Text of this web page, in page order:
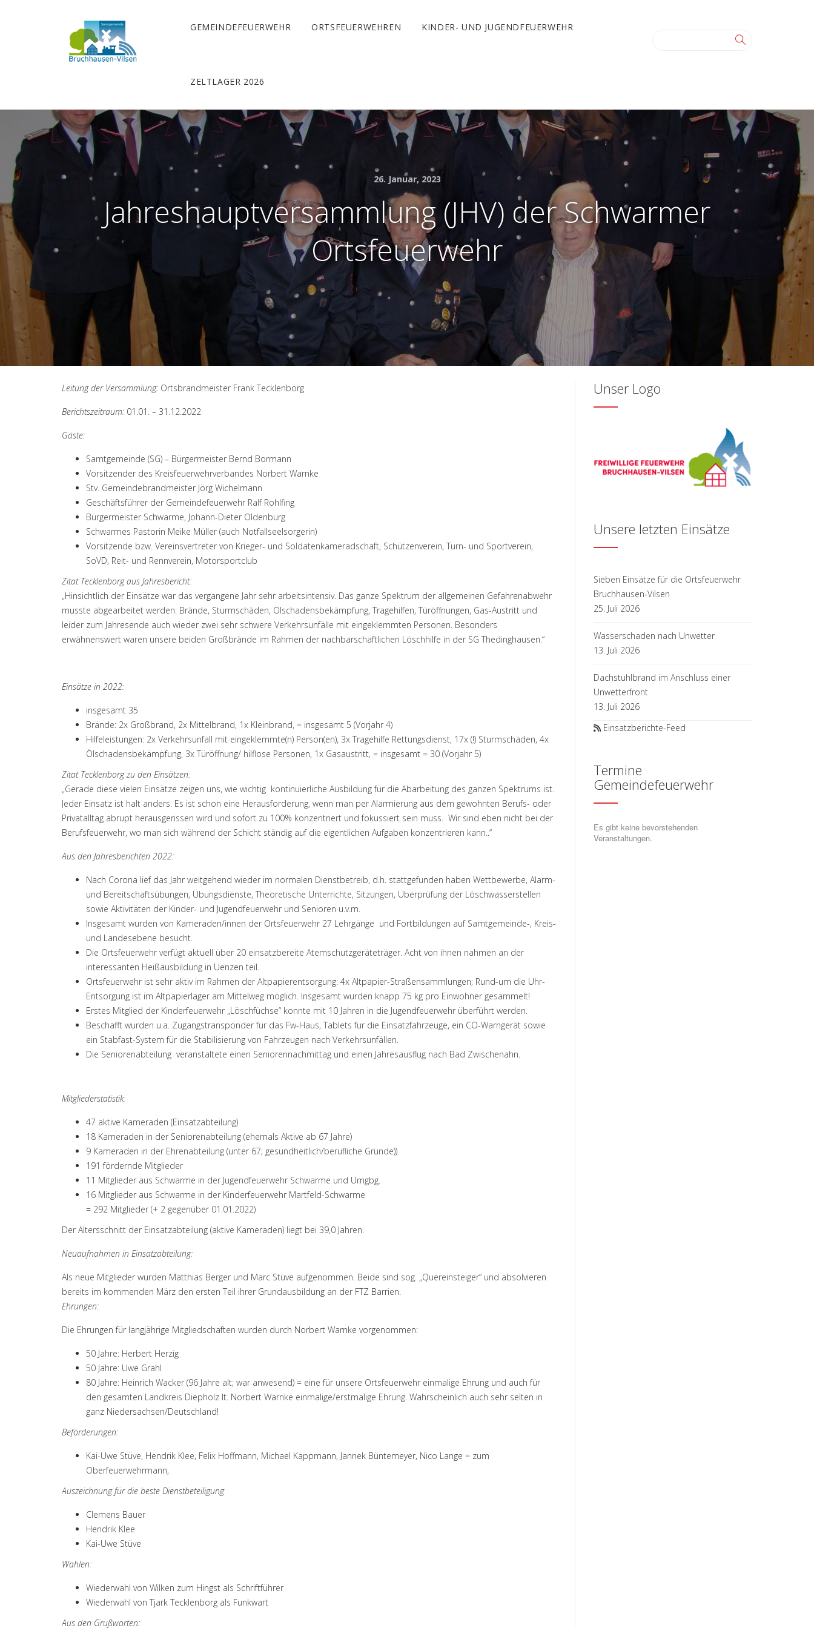
GEMEINDEFEUERWEHR ORTSFEUERWEHREN KINDER- UND JUGENDFEUERWEHR
ZELTLAGER 2026
26. Januar, 2023
Jahreshauptversammlung (JHV) der Schwarmer
Ortsfeuerwehr
Leitung der Versammlung: Ortsbrandmeister Frank Tecklenborg
Berichtszeitraum: 01.01. – 31.12.2022
Gäste:
Samtgemeinde (SG) – Bürgermeister Bernd Bormann
Vorsitzender des Kreisfeuerwehrverbandes Norbert Warnke
Stv. Gemeindebrandmeister Jörg Wichelmann
Geschäftsführer der Gemeindefeuerwehr Ralf Rohlfing
Bürgermeister Schwarme, Johann-Dieter Oldenburg
Schwarmes Pastorin Meike Müller (auch Notfallseelsorgerin)
Vorsitzende bzw. Vereinsvertreter von Krieger- und Soldatenkameradschaft, Schützenverein, Turn- und Sportverein,
SoVD, Reit- und Rennverein, Motorsportclub
Zitat Tecklenborg aus Jahresbericht:
„Hinsichtlich der Einsätze war das vergangene Jahr sehr arbeitsintensiv. Das ganze Spektrum der allgemeinen Gefahrenabwehr
musste abgearbeitet werden: Brände, Sturmschäden, Ölschadensbekämpfung, Tragehilfen, Türöffnungen, Gas-Austritt und
leider zum Jahresende auch wieder zwei sehr schwere Verkehrsunfälle mit eingeklemmten Personen. Besonders
erwähnenswert waren unsere beiden Großbrände im Rahmen der nachbarschaftlichen Löschhilfe in der SG Thedinghausen.“
Einsätze in 2022:
insgesamt 35
Brände: 2x Großbrand, 2x Mittelbrand, 1x Kleinbrand, = insgesamt 5 (Vorjahr 4)
Hilfeleistungen: 2x Verkehrsunfall mit eingeklemmte(n) Person(en), 3x Tragehilfe Rettungsdienst, 17x (!) Sturmschäden, 4x
Ölschadensbekämpfung, 3x Türöffnung/ hilflose Personen, 1x Gasaustritt, = insgesamt = 30 (Vorjahr 5)
Zitat Tecklenborg zu den Einsätzen:
„Gerade diese vielen Einsätze zeigen uns, wie wichtig kontinuierliche Ausbildung für die Abarbeitung des ganzen Spektrums ist.
Jeder Einsatz ist halt anders. Es ist schon eine Herausforderung, wenn man per Alarmierung aus dem gewohnten Berufs- oder
Privatalltag abrupt herausgerissen wird und sofort zu 100% konzentriert und fokussiert sein muss. Wir sind eben nicht bei der
Berufsfeuerwehr, wo man sich während der Schicht ständig auf die eigentlichen Aufgaben konzentrieren kann..“
Aus den Jahresberichten 2022:
Nach Corona lief das Jahr weitgehend wieder im normalen Dienstbetreib, d.h. stattgefunden haben Wettbewerbe, Alarm-
und Bereitschaftsübungen, Übungsdienste, Theoretische Unterrichte, Sitzungen, Überprüfung der Löschwasserstellen
sowie Aktivitäten der Kinder- und Jugendfeuerwehr und Senioren u.v.m.
Insgesamt wurden von Kameraden/innen der Ortsfeuerwehr 27 Lehrgänge und Fortbildungen auf Samtgemeinde-, Kreis-
und Landesebene besucht.
Die Ortsfeuerwehr verfügt aktuell über 20 einsatzbereite Atemschutzgeräteträger. Acht von ihnen nahmen an der
interessanten Heißausbildung in Uenzen teil.
Ortsfeuerwehr ist sehr aktiv im Rahmen der Altpapierentsorgung: 4x Altpapier-Straßensammlungen; Rund-um die Uhr-
Entsorgung ist im Altpapierlager am Mittelweg möglich. Insgesamt wurden knapp 75 kg pro Einwohner gesammelt!
Erstes Mitglied der Kinderfeuerwehr „Löschfüchse“ konnte mit 10 Jahren in die Jugendfeuerwehr überführt werden.
Beschafft wurden u.a. Zugangstransponder für das Fw-Haus, Tablets für die Einsatzfahrzeuge, ein CO-Warngerät sowie
ein Stabfast-System für die Stabilisierung von Fahrzeugen nach Verkehrsunfällen.
Die Seniorenabteilung veranstaltete einen Seniorennachmittag und einen Jahresausflug nach Bad Zwischenahn.
Mitgliederstatistik:
47 aktive Kameraden (Einsatzabteilung)
18 Kameraden in der Seniorenabteilung (ehemals Aktive ab 67 Jahre)
9 Kameraden in der Ehrenabteilung (unter 67; gesundheitlich/berufliche Gründe))
191 fördernde Mitglieder
11 Mitglieder aus Schwarme in der Jugendfeuerwehr Schwarme und Umgbg.
16 Mitglieder aus Schwarme in der Kinderfeuerwehr Martfeld-Schwarme
= 292 Mitglieder (+ 2 gegenüber 01.01.2022)
Der Altersschnitt der Einsatzabteilung (aktive Kameraden) liegt bei 39,0 Jahren.
Neuaufnahmen in Einsatzabteilung:
Als neue Mitglieder wurden Matthias Berger und Marc Stüve aufgenommen. Beide sind sog. „Quereinsteiger“ und absolvieren
bereits im kommenden März den ersten Teil ihrer Grundausbildung an der FTZ Barrien.
Ehrungen:
Die Ehrungen für langjährige Mitgliedschaften wurden durch Norbert Warnke vorgenommen:
50 Jahre: Herbert Herzig
50 Jahre: Uwe Grahl
80 Jahre: Heinrich Wacker (96 Jahre alt; war anwesend) = eine für unsere Ortsfeuerwehr einmalige Ehrung und auch für
den gesamten Landkreis Diepholz lt. Norbert Warnke einmalige/erstmalige Ehrung. Wahrscheinlich auch sehr selten in
ganz Niedersachsen/Deutschland!
Beförderungen:
Kai-Uwe Stüve, Hendrik Klee, Felix Hoffmann, Michael Kappmann, Jannek Büntemeyer, Nico Lange = zum
Oberfeuerwehrmann,
Auszeichnung für die beste Dienstbeteiligung
Clemens Bauer
Hendrik Klee
Kai-Uwe Stüve
Wahlen:
Wiederwahl von Wilken zum Hingst als Schriftführer
Wiederwahl von Tjark Tecklenborg als Funkwart
Aus den Grußworten:
Unser Logo
Unsere letzten Einsätze
Sieben Einsätze für die Ortsfeuerwehr
Bruchhausen-Vilsen
25. Juli 2026
Wasserschaden nach Unwetter
13. Juli 2026
Dachstuhlbrand im Anschluss einer
Unwetterfront
13. Juli 2026
Einsatzberichte-Feed
Termine
Gemeindefeuerwehr
Es gibt keine bevorstehenden
Veranstaltungen.